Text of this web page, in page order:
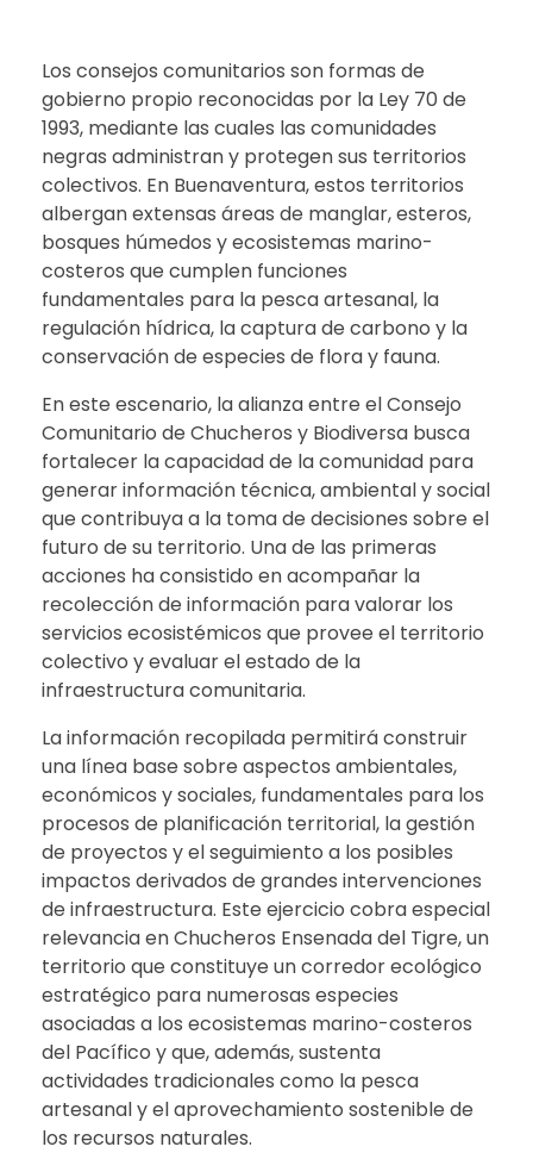
Los consejos comunitarios son formas de
gobierno propio reconocidas por la Ley 70 de
1993, mediante las cuales las comunidades
negras administran y protegen sus territorios
colectivos. En Buenaventura, estos territorios
albergan extensas áreas de manglar, esteros,
bosques húmedos y ecosistemas marino-
costeros que cumplen funciones
fundamentales para la pesca artesanal, la
regulación hídrica, la captura de carbono y la
conservación de especies de flora y fauna.
En este escenario, la alianza entre el Consejo
Comunitario de Chucheros y Biodiversa busca
fortalecer la capacidad de la comunidad para
generar información técnica, ambiental y social
que contribuya a la toma de decisiones sobre el
futuro de su territorio. Una de las primeras
acciones ha consistido en acompañar la
recolección de información para valorar los
servicios ecosistémicos que provee el territorio
colectivo y evaluar el estado de la
infraestructura comunitaria.
La información recopilada permitirá construir
una línea base sobre aspectos ambientales,
económicos y sociales, fundamentales para los
procesos de planificación territorial, la gestión
de proyectos y el seguimiento a los posibles
impactos derivados de grandes intervenciones
de infraestructura. Este ejercicio cobra especial
relevancia en Chucheros Ensenada del Tigre, un
territorio que constituye un corredor ecológico
estratégico para numerosas especies
asociadas a los ecosistemas marino-costeros
del Pacífico y que, además, sustenta
actividades tradicionales como la pesca
artesanal y el aprovechamiento sostenible de
los recursos naturales.